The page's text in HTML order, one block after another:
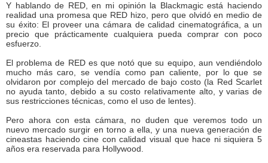
Y hablando de RED, en mi opinión la Blackmagic está haciendo
realidad una promesa que RED hizo, pero que olvidó en medio de
su éxito: El proveer una cámara de calidad cinematográfica, a un
precio que prácticamente cualquiera pueda comprar con poco
esfuerzo.
El problema de RED es que notó que su equipo, aun vendiéndolo
mucho más caro, se vendía como pan caliente, por lo que se
olvidaron por complejo del mercado de bajo costo (la Red Scarlet
no ayuda tanto, debido a su costo relativamente alto, y varias de
sus restricciones técnicas, como el uso de lentes).
Pero ahora con esta cámara, no duden que veremos todo un
nuevo mercado surgir en torno a ella, y una nueva generación de
cineastas haciendo cine con calidad visual que hace ni siquiera 5
años era reservada para Hollywood.